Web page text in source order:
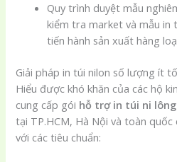
Quy trình duyệt mẫu
kiểm tra market và mẫu
tiến hành sản xuất hàng
Giải pháp in túi nilon số lượng ít
Hiểu được khó khăn của các hộ
cung cấp gói hỗ trợ in túi ni
tại TP.HCM, Hà Nội và toàn
với các tiêu chuẩn: